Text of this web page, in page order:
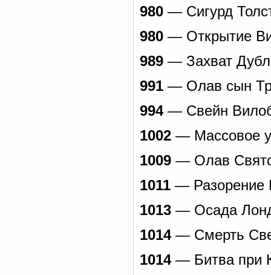
980 — Cигурд
980 — Открытие
989 — Захват
991 — Олав сын
994— Свейн
1002 — Массовое
1009 — Олав
1011 — Разорение
1013 — Осада
1014— Смерть
1014— Битва при